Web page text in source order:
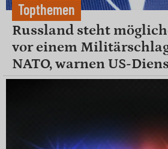
Topthemen
Russland steht
vor einem
NATO, warnen US-